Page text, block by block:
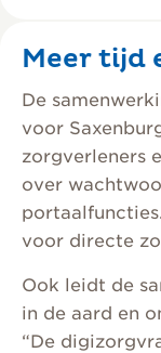
Meer tijd
De
voor
zorgverleners
over
voor directe
Ook leidt de
in de aard en
“De